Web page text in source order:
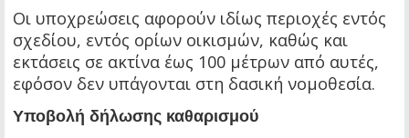
Οι υποχρεώσεις αφορούν ιδίως περιοχές εντός
σχεδίου, εντός ορίων οικισμών, καθώς και
εκτάσεις σε ακτίνα έως 100 μέτρων από αυτές,
εφόσον δεν υπάγονται στη δασική νομοθεσία.
Υποβολή δήλωσης καθαρισμού